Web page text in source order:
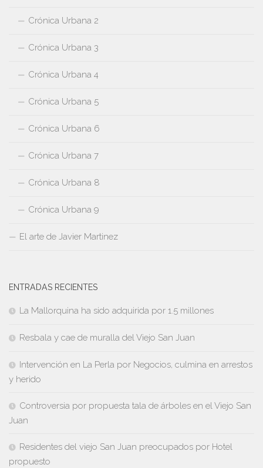
Crónica Urbana 2
Crónica Urbana 3
Crónica Urbana 4
Crónica Urbana 5
Crónica Urbana 6
Crónica Urbana 7
Crónica Urbana 8
Crónica Urbana 9
El arte de Javier Martinez
ENTRADAS RECIENTES
La Mallorquina ha sido adquirida por 1.5 millones
Resbala y cae de muralla del Viejo San Juan
Intervención en La Perla por Negocios, culmina en arrestos
y herido
Controversia por propuesta tala de árboles en el Viejo San
Juan
Residentes del viejo San Juan preocupados por Hotel
propuesto